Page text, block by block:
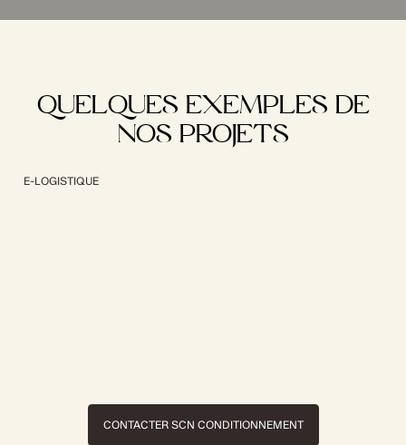
QUELQUES EXEMPLES DE
NOS PROJETS
E-LOGISTIQUE
CONTACTER SCN CONDITIONNEMENT